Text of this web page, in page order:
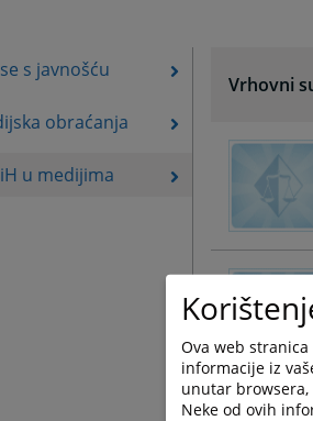
s javnošću
obraćanja
u medijima
Vrhovni
Ova web
informacije iz
unutar browsera,
Neke od ovih